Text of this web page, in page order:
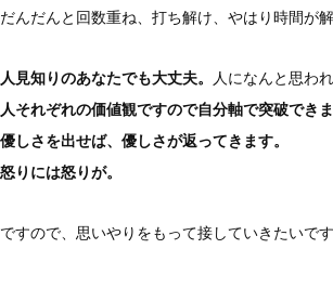
だんだんと回数重ね、打ち解け、やはり時間が
人見知りのあなたでも大丈夫。
人になんと思わ
人それぞれの価値観ですので自分軸で突破できま
優しさを出せば、優しさが返ってきます。
怒りには怒りが。
ですので、思いやりをもって接していきたいで